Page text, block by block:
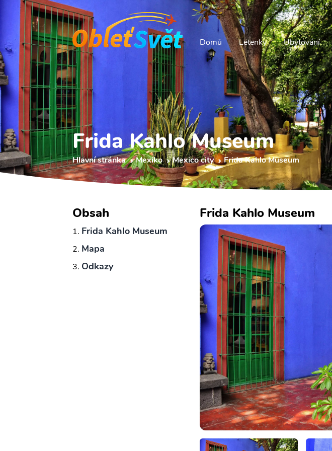
Domů Letenky Ubytování
Frida Kahlo Museum
Hlavní stránka Mexiko Mexico city Frida Kahlo Museum
Obsah
Frida Kahlo Museum
Mapa
Odkazy
Frida Kahlo Museum